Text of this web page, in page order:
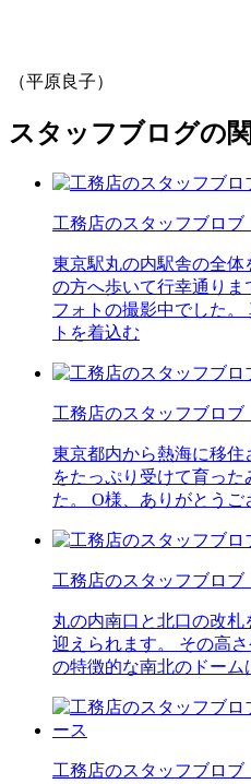
（平原良子）
スタッフブログの
工務店のスタッフブロ
東京駅丸の内駅舎の全
の方へ歩いて行幸通り
フォトの撮影中でした
トを着込む
工務店のスタッフブロ
東京都内から熱海に移
をたっぷり受けて育っ
た。 O様、ありがとう
工務店のスタッフブロ
丸の内南口と北口の改
迎えられます。 その高
の特徴的な南北のドー
工務店のスタッフブロ